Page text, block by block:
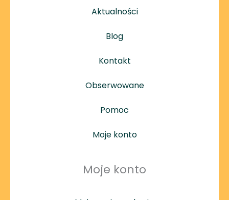
Aktualności
Blog
Kontakt
Obserwowane
Pomoc
Moje konto
Moje konto